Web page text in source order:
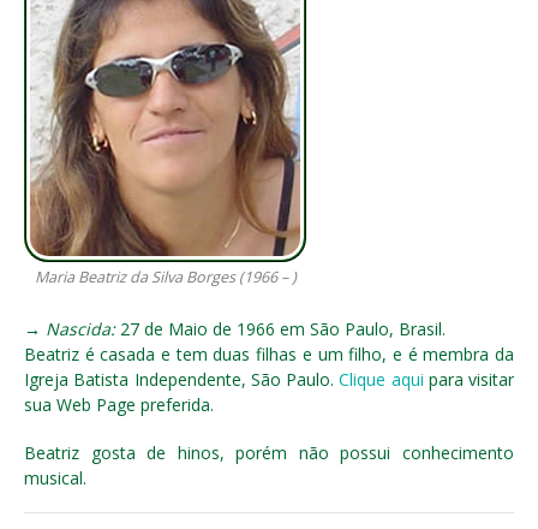
Maria Beatriz da Silva Borges (1966 – )
→ Nascida:27 de Maio de 1966 em São Paulo, Brasil.
Beatriz é casada e tem duas filhas e um filho, e é membra da
Igreja Batista Independente, São Paulo. Clique aqui para visitar
sua Web Page preferida.
Beatriz gosta de hinos, porém não possui conhecimento
musical.